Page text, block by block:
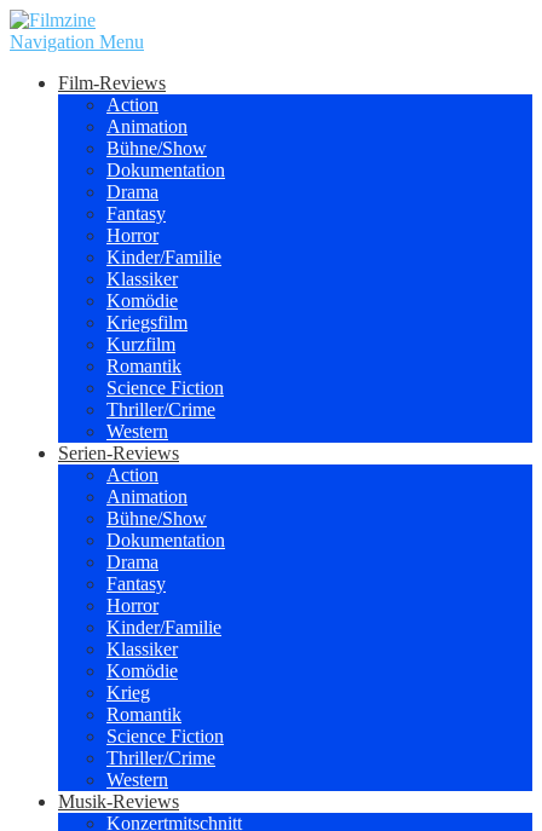
Navigation Menu
Film-Reviews
Action
Animation
Bühne/Show
Dokumentation
Drama
Fantasy
Horror
Kinder/Familie
Klassiker
Komödie
Kriegsfilm
Kurzfilm
Romantik
Science Fiction
Thriller/Crime
Western
Serien-Reviews
Action
Animation
Bühne/Show
Dokumentation
Drama
Fantasy
Horror
Kinder/Familie
Klassiker
Komödie
Krieg
Romantik
Science Fiction
Thriller/Crime
Western
Musik-Reviews
Konzertmitschnitt